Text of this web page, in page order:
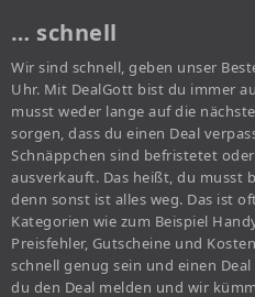
… schnell
Wir sind schnell, geben unser
Uhr. Mit DealGott bist du immer
musst weder lange auf die
sorgen, dass du einen Deal
Schnäppchen sind befristetet
ausverkauft. Das heißt, du musst
denn sonst ist alles weg. Das ist
Kategorien wie zum Beispiel
Preisfehler, Gutscheine und
schnell genug sein und einen
du den Deal melden und wir